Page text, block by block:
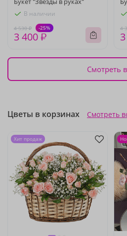
В наличии
4 530 ₽ -25%
3 400 ₽
4
Смотреть
Цветы в корзинах Смотреть
Хит продаж